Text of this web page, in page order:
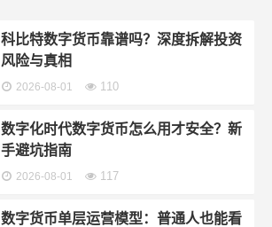
科比特数字货币靠谱吗？深度拆解投资
风险与真相
2026-08-01 110
数字化时代数字货币怎么用才安全？新
手避坑指南
2026-08-01 117
数字货币单层运营模型：普通人也能看